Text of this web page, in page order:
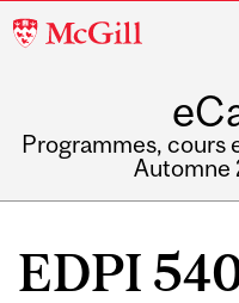
McGill
Programmes, cours
Automne
EDPI